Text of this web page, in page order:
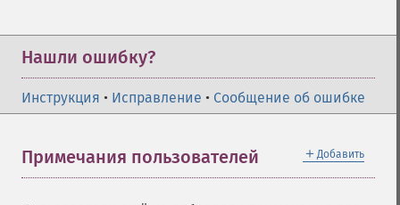
Нашли ошибку?
Инструкция • Исправление • Сообщение об ошибке
＋ Добавить
Примечания пользователей